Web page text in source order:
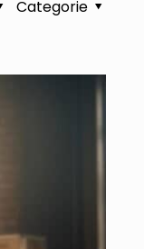
Categorie